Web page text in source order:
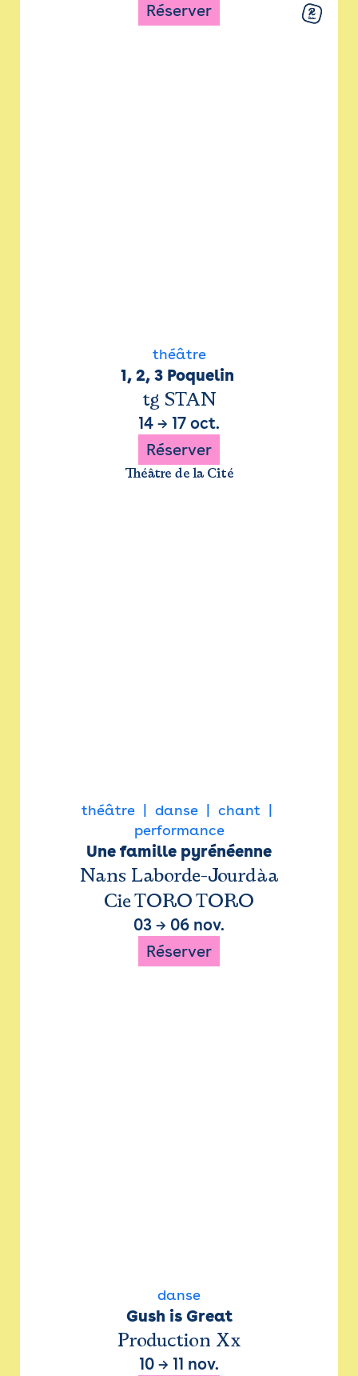
Réserver
théâtre
1, 2, 3 Poquelin
tg STAN
14 → 17 oct.
Réserver
Théâtre de la Cité
théâtre danse
chant
performance
Une famille pyrénéenne
Nans Laborde-Jourdàa
Cie TORO TORO
03 → 06 nov.
Réserver
danse
Gush is Great
Production Xx
10 → 11 nov.